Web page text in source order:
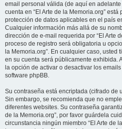
email personal válida (de aquí en adelante
cuenta en “El Arte de la Memoria.org”
protección de datos aplicables en el país
Cualquier información más allá de su
dirección de e-mail requerida por “El Arte
proceso de registro será obligatoria u
la Memoria.org”. En cualquier caso,
en su cuenta será públicamente exhibida.
la opción de activar o desactivar los
software phpBB.
Su contraseña está encriptada (cifrado de
Sin embargo, se recomienda que no
diferentes websites. Su contraseña
de la Memoria.org”, por favor guárdela
circunstancia ningún miembro “El Arte de